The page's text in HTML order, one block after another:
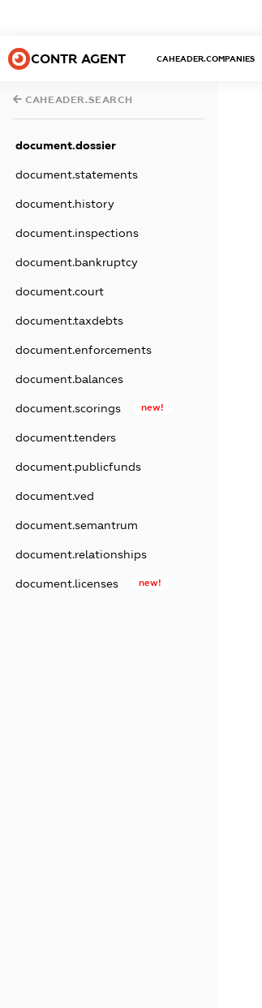
CONTR AGENT CAHEADER.COMPANIES
CAHEADER.SEARCH
document.dossier
document.statements
document.history
document.inspections
document.bankruptcy
document.court
document.taxdebts
document.enforcements
document.balances
document.scorings new!
document.tenders
document.publicfunds
document.ved
document.semantrum
document.relationships
document.licenses new!